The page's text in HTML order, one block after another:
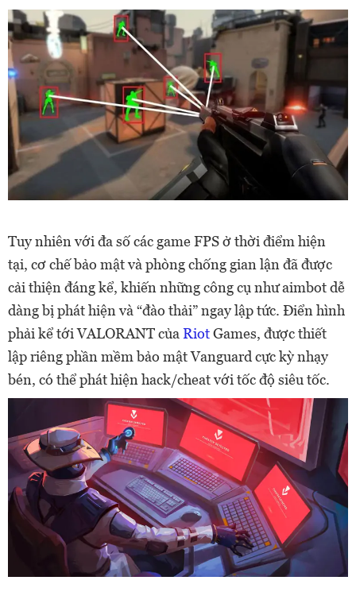
Tuy nhiên với đa số các game FPS ở thời điểm hiện
tại, cơ chế bảo mật và phòng chống gian lận đã được
cải thiện đáng kể, khiến những công cụ như aimbot dễ
dàng bị phát hiện và “đào thải” ngay lập tức. Điển hình
phải kể tới VALORANT củaRiotGames, được thiết
lập riêng phần mềm bảo mật Vanguard cực kỳ nhạy
bén, có thể phát hiện hack/cheat với tốc độ siêu tốc.